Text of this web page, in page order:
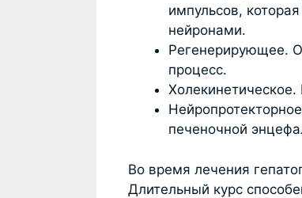
импульсов,
нейронами.
Регенерирующее.
процесс.
печеночной
Во время лечения
Длительный курс